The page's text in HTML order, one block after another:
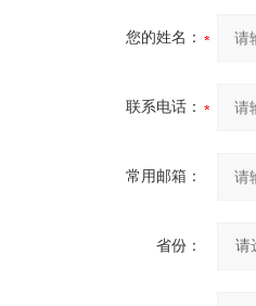
您的姓名：
联系电话：
常用邮箱：
省份：